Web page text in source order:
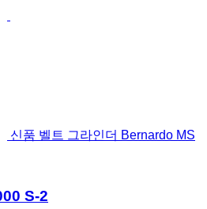
신품 벨트 그라인더 Bernardo MS
S-2